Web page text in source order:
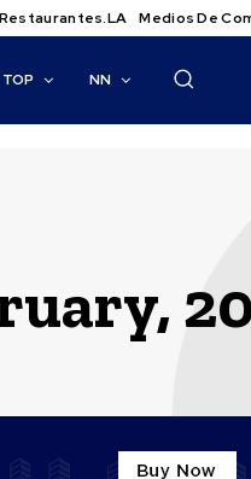
Restaurantes.LA Medios De
TOP NN